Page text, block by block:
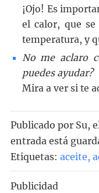
¡Ojo! Es
el calor, que
temperatura, y
No me aclaro
puedes ayudar?
Mira a ver si te
Publicado por Su,
entrada está
Etiquetas: aceite,
Publicidad